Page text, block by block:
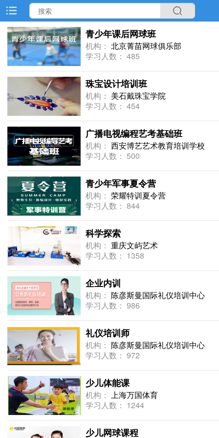
青少年课后网球班
机构： 北京菁苗网球俱乐部
学习人数： 485
珠宝设计培训班
机构： 美石戴珠宝学院
学习人数： 454
广播电视编程艺考基础班
机构： 西安博艺艺术教育培训学校
学习人数： 500
青少年军事夏令营
机构： 荣耀特训夏令营
学习人数： 844
科学探索
机构： 重庆文屿艺术
学习人数： 1358
企业内训
机构： 陈彦斯曼国际礼仪培训中心
学习人数： 986
礼仪培训师
机构： 陈彦斯曼国际礼仪培训中心
学习人数： 972
少儿体能课
机构： 上海万国体育
学习人数： 1244
少儿网球课程